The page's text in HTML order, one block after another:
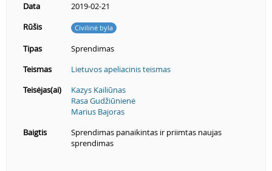
Data
2019-02-21
Rūšis
Civilinė byla
Tipas
Sprendimas
Teismas
Lietuvos apeliacinis teismas
Teisėjas(ai)
Kazys Kailiūnas
Rasa Gudžiūnienė
Marius Bajoras
Baigtis
Sprendimas panaikintas ir priimtas naujas
sprendimas